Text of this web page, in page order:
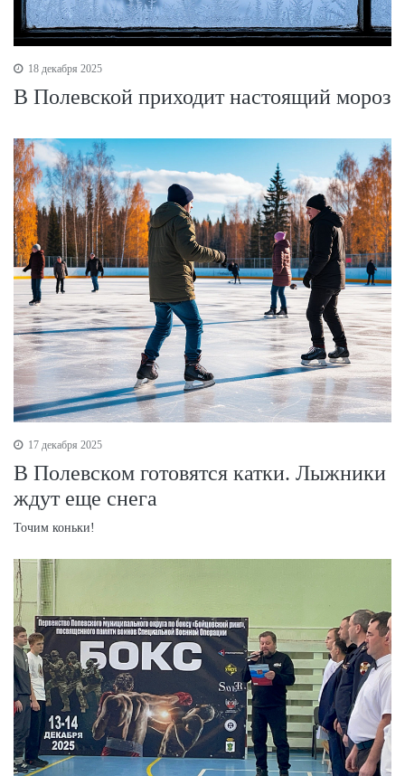
18 декабря 2025
В Полевской приходит настоящий мороз
17 декабря 2025
В Полевском готовятся катки. Лыжники
ждут еще снега
Точим коньки!